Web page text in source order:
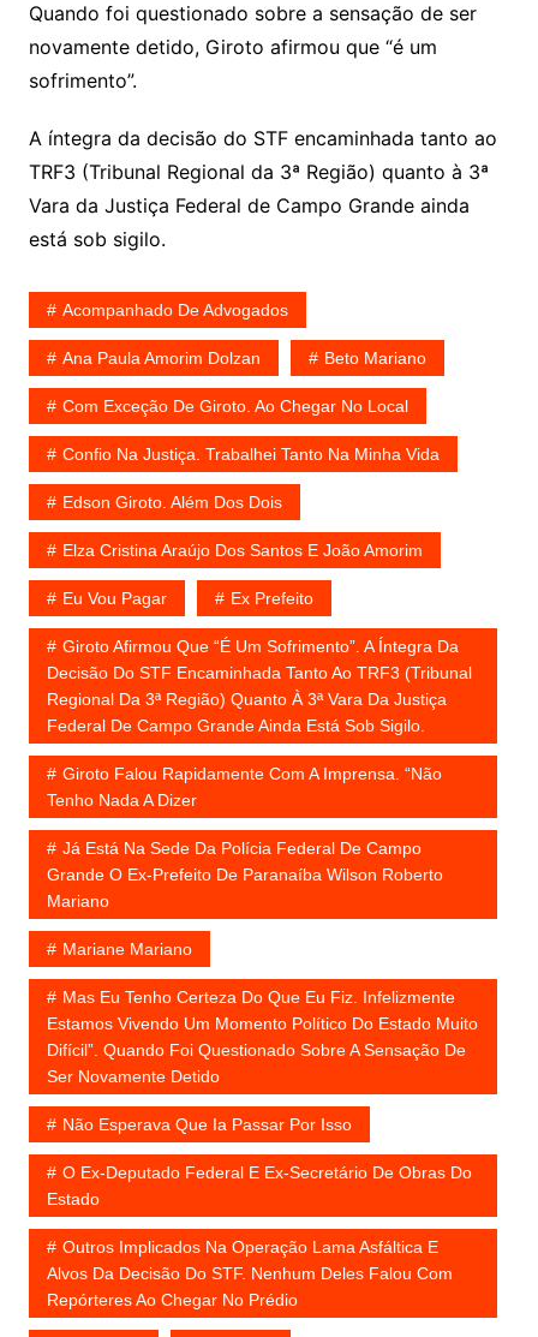
Quando foi questionado sobre a sensação de ser
novamente detido, Giroto afirmou que “é um
sofrimento”.
A íntegra da decisão do STF encaminhada tanto ao
TRF3 (Tribunal Regional da 3ª Região) quanto à 3ª
Vara da Justiça Federal de Campo Grande ainda
está sob sigilo.
Acompanhado De Advogados
Ana Paula Amorim Dolzan Beto Mariano
Com Exceção De Giroto. Ao Chegar No Local
Confio Na Justiça. Trabalhei Tanto Na Minha Vida
Edson Giroto. Além Dos Dois
Elza Cristina Araújo Dos Santos E João Amorim
Eu Vou Pagar Ex Prefeito
Giroto Afirmou Que “é Um Sofrimento”. A Íntegra Da
Decisão Do STF Encaminhada Tanto Ao TRF3 (Tribunal
Regional Da 3ª Região) Quanto À 3ª Vara Da Justiça
Federal De Campo Grande Ainda Está Sob Sigilo.
Giroto Falou Rapidamente Com A Imprensa. “Não
Tenho Nada A Dizer
Já Está Na Sede Da Polícia Federal De Campo
Grande O Ex-Prefeito De Paranaíba Wilson Roberto
Mariano
Mariane Mariano
Mas Eu Tenho Certeza Do Que Eu Fiz. Infelizmente
Estamos Vivendo Um Momento Político Do Estado Muito
Difícil”. Quando Foi Questionado Sobre A Sensação De
Ser Novamente Detido
Não Esperava Que Ia Passar Por Isso
O Ex-Deputado Federal E Ex-Secretário De Obras Do
Estado
Outros Implicados Na Operação Lama Asfáltica E
Alvos Da Decisão Do STF. Nenhum Deles Falou Com
Repórteres Ao Chegar No Prédio